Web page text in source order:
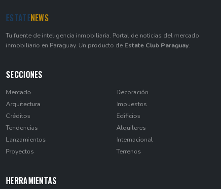
ESTATENEWS
Tu fuente de inteligencia inmobiliaria. Portal de noticias del mercado
inmobiliario en Paraguay. Un producto de Estate Club Paraguay.
SECCIONES
Mercado
Arquitectura
Créditos
Tendencias
Lanzamientos
Proyectos
Decoración
Impuestos
Edificios
Alquileres
Internacional
Terrenos
HERRAMIENTAS